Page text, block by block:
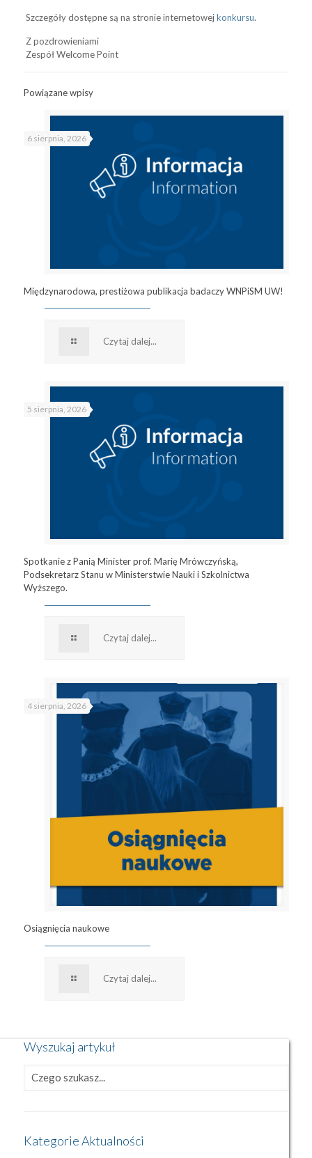
Szczegóły dostępne są na stronie internetowejkonkursu.
Z pozdrowieniami
Zespół Welcome Point
Powiązane wpisy
6 sierpnia, 2026
Międzynarodowa, prestiżowa publikacja badaczy WNPiSM UW!
Czytaj dalej...
5 sierpnia, 2026
Spotkanie z Panią Minister prof. Marię Mrówczyńską,
Podsekretarz Stanu w Ministerstwie Nauki i Szkolnictwa
Wyższego.
Czytaj dalej...
4 sierpnia, 2026
Osiągnięcia naukowe
Czytaj dalej...
Wyszukaj artykuł
Kategorie Aktualności